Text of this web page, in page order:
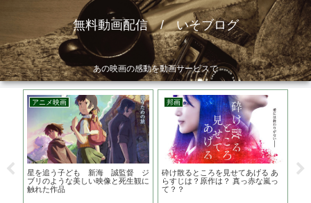
無料動画配信 / いそブログ
あの映画の感動を動画サービスで
本
アニメ映画
星を追う子ども 新海 誠監督 ジ
ブリのような美しい映像と死生観に
触れた作品
邦画
砕け散るところを見せてあげる あ
らすじは？原作は？ 真っ赤な嵐っ
て？？
護